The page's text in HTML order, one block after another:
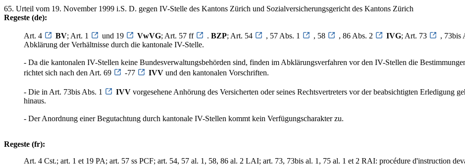
65. Urteil vom 19. November 1999 i.S. D. gegen IV-Stelle des Kantons Zürich und Sozialversicherungsgericht des Kantons Zürich
Regeste (de):
Art. 4 BV; Art. 1 und 19 VwVG; Art. 57 ff . BZP; Art. 54 , 57 Abs. 1 , 58 , 86 Abs. 2 IVG; Art. 73 , 73bis
Abklärung der Verhältnisse durch die kantonale IV-Stelle.
- Da die kantonalen IV-Stellen keine Bundesverwaltungsbehörden sind, finden im Abklärungsverfahren vor den IV-Stellen die
richtet sich nach den Art. 69
-77 IVV und den kantonalen Vorschriften.
- Die in Art. 73bis Abs. 1 IVV vorgesehene Anhörung des Versicherten oder seines Rechtsvertreters vor der beabsichtigten Erledigung
hinaus.
- Der Anordnung einer Begutachtung durch kantonale IV-Stellen kommt kein Verfügungscharakter zu.
Regeste (fr):
Art. 4 Cst.; art. 1 et 19 PA; art. 57 ss PCF; art. 54, 57 al. 1, 58, 86 al. 2 LAI; art. 73, 73bis al. 1, 75 al. 1 et 2 RAI: procédure d'instruction